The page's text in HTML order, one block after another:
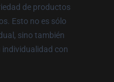
de productos
Esto no es sólo
sino también
con